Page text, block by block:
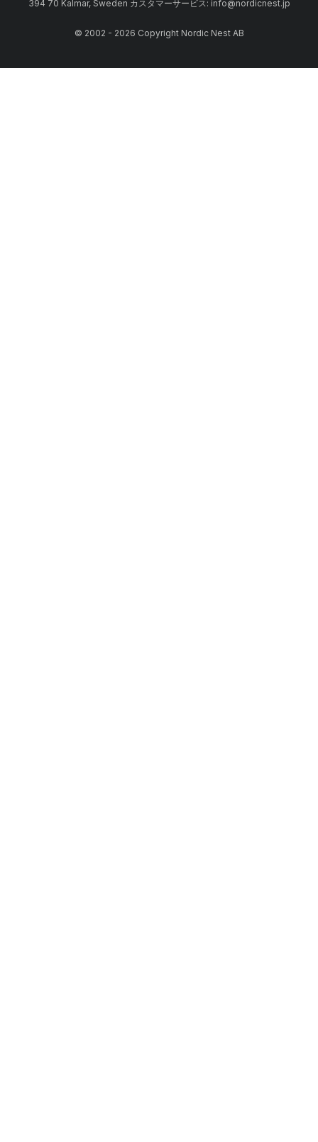
394 70 Kalmar, Sweden カスタマーサービス: info@nordicnest.jp
© 2002 - 2026 Copyright Nordic Nest AB